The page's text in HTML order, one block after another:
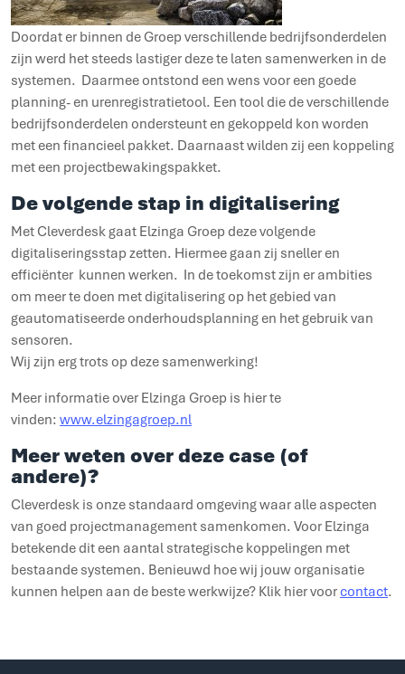
Doordat er binnen de Groep verschillende bedrijfsonderdelen
zijn werd het steeds lastiger deze te laten samenwerken in de
systemen. Daarmee ontstond een wens voor een goede
planning- en urenregistratietool. Een tool die de verschillende
bedrijfsonderdelen ondersteunt en gekoppeld kon worden
met een financieel pakket. Daarnaast wilden zij een koppeling
met een projectbewakingspakket.
De volgende stap in digitalisering
Met Cleverdesk gaat Elzinga Groep deze volgende
digitaliseringsstap zetten. Hiermee gaan zij sneller en
efficiënter kunnen werken. In de toekomst zijn er ambities
om meer te doen met digitalisering op het gebied van
geautomatiseerde onderhoudsplanning en het gebruik van
sensoren.
Wij zijn erg trots op deze samenwerking!
Meer informatie over Elzinga Groep is hier te
vinden: www.elzingagroep.nl
Meer weten over deze case (of
andere)?
Cleverdesk is onze standaard omgeving waar alle aspecten
van goed projectmanagement samenkomen. Voor Elzinga
betekende dit een aantal strategische koppelingen met
bestaande systemen. Benieuwd hoe wij jouw organisatie
kunnen helpen aan de beste werkwijze? Klik hier voorcontact.